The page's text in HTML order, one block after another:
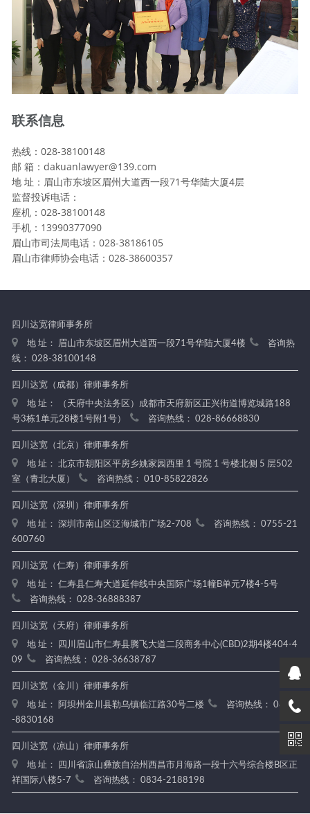
联系信息
热线：028-38100148
邮 箱：dakuanlawyer@139.com
地 址：眉山市东坡区眉州大道西一段71号华陆大厦4层
监督投诉电话：
座机：028-38100148
手机：13990377090
眉山市司法局电话：028-38186105
眉山市律师协会电话：028-38600357
四川达宽律师事务所
地 址： 眉山市东坡区眉州大道西一段71号华陆大厦4楼
咨询热
线： 028-38100148
四川达宽（成都）律师事务所
地 址： （天府中央法务区）成都市天府新区正兴街道博览城路188
号3栋1单元28楼1号附1号）
咨询热线： 028-86668830
四川达宽（北京）律师事务所
地 址： 北京市朝阳区平房乡姚家园西里 1 号院 1 号楼北侧 5 层502
室（青北大厦）
咨询热线： 010-85822826
四川达宽（深圳）律师事务所
地 址： 深圳市南山区泛海城市广场2-708
咨询热线： 0755-21
600760
四川达宽（仁寿）律师事务所
地 址： 仁寿县仁寿大道延伸线中央国际广场1幢B单元7楼4-5号
咨询热线： 028-36888387
四川达宽（天府）律师事务所
地 址： 四川眉山市仁寿县腾飞大道二段商务中心(CBD)2期4楼404-4
09
咨询热线： 028-36638787
四川达宽（金川）律师事务所
地 址： 阿坝州金川县勒乌镇临江路30号二楼
咨询热线： 0837
-8830168
四川达宽（凉山）律师事务所
地 址： 四川省凉山彝族自治州西昌市月海路一段十六号综合楼B区正
祥国际八楼5-7
咨询热线： 0834-2188198